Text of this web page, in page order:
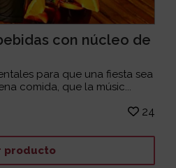
con núcleo de
para que una fiesta sea
comida, que la músic...
24
producto